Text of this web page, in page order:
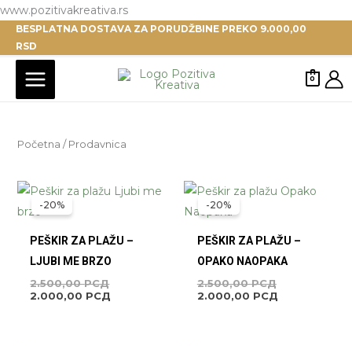
www.pozitivakreativa.rsPređi
na
BESPLATNA DOSTAVA ZA PORUDŽBINE PREKO 9.000,00
RSD
0
Početna / Prodavnica
-20%
PEŠKIR ZA PLAŽU –
LJUBI ME BRZO
2.500,00РСД
ORIGINALNA
CENA
2.500,00 РСД.
2.000,00 РСД
TRENUTNA
CENA
-20%
PEŠKIR ZA PLAŽU –
OPAKO NAOPAKA
2.500,00РСД
ORIGINALNA
CENA
2.500,00
2.000,00 РСД
TRENUTNA
CENA